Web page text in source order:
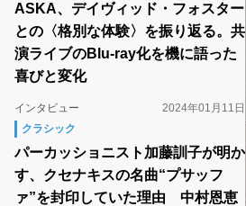
ASKA、デイヴィッド・フォスター
との〈格別な体験〉を振り返る。共
演ライブのBlu-ray化を機に語った
喜びと変化
インタビュー
2024年01月11日
クラシック
パーカッショニスト加藤訓子が明か
す、クセナキスの名曲“プサッフ
ァ”を封印していた理由 中村恩恵